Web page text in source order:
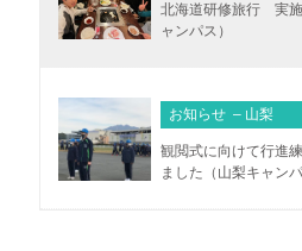
北海道研修旅行 実
ャンパス）
お知らせ – 山梨
観閲式に向けて行進
ました（山梨キャンパ